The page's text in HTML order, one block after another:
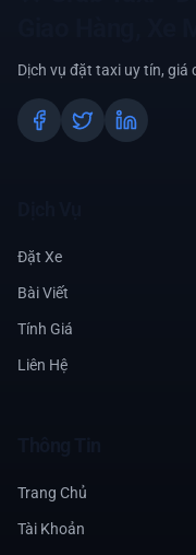
Dịch vụ đặt taxi uy tín,
Đặt Xe
Bài Viết
Tính Giá
Liên Hệ
Trang Chủ
Tài Khoản